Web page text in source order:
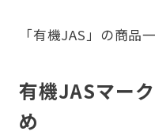
「有機JAS」の商品
有機JASマー
め